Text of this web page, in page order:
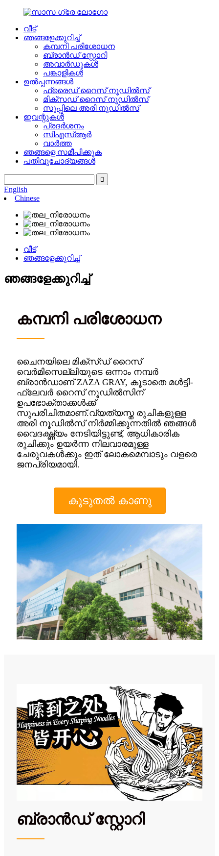
വീട്
ഞങ്ങളേക്കുറിച്ച്
കമ്പനി പരിശോധന
ബ്രാൻഡ് സ്റ്റോറി
അവാർഡുകൾ
പങ്കാളികൾ
ഉൽപ്പന്നങ്ങൾ
ഫ്രൈഡ് റൈസ് നൂഡിൽസ്
മിക്സഡ് റൈസ് നൂഡിൽസ്
സൂപ്പിലെ അരി നൂഡിൽസ്
ഇവന്റുകൾ
പ്രദർശനം
സിഎസ്ആർ
വാർത്ത
ഞങ്ങളെ സമീപിക്കുക
പതിവുചോദ്യങ്ങൾ
English
Chinese
വീട്
ഞങ്ങളേക്കുറിച്ച്
ഞങ്ങളേക്കുറിച്ച്
കമ്പനി പരിശോധന
ചൈനയിലെ മിക്‌സ്ഡ് റൈസ്
വെർമിസെല്ലിയുടെ ഒന്നാം നമ്പർ
ബ്രാൻഡാണ് ZAZA GRAY, കൂടാതെ മൾട്ടി-
ഫ്ലേവർ റൈസ് നൂഡിൽസിന്
ഉപഭോക്താക്കൾക്ക്
സുപരിചിതമാണ്.വ്യത്യസ്ത രുചികളുള്ള
അരി നൂഡിൽസ് നിർമ്മിക്കുന്നതിൽ ഞങ്ങൾ
വൈദഗ്ദ്ധ്യം നേടിയിട്ടുണ്ട്, ആധികാരിക
രുചിക്കും ഉയർന്ന നിലവാരമുള്ള
ചേരുവകൾക്കും ഇത് ലോകമെമ്പാടും വളരെ
ജനപ്രിയമായി.
കൂടുതൽ കാണു
ബ്രാൻഡ് സ്റ്റോറി